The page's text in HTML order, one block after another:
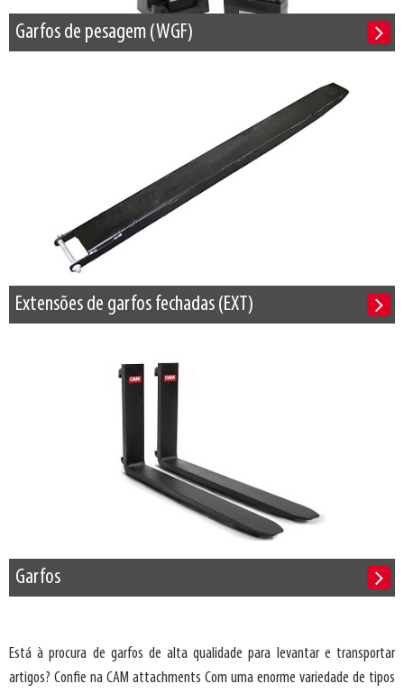
Garfos de pesagem (WGF)
Extensões de garfos fechadas (EXT)
Garfos
Está à procura de garfos de alta qualidade para levantar e transportar
artigos? Confie na CAM attachments Com uma enorme variedade de tipos